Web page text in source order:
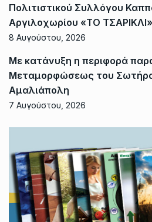
Πολιτιστικού Συλλόγου
Αργιλοχωρίου «ΤΟ ΤΣΑΡΙΚΛΙ»
8 Αυγούστου, 2026
Με κατάνυξη η περιφορά
Μεταμορφώσεως του
Αμαλιάπολη
7 Αυγούστου, 2026